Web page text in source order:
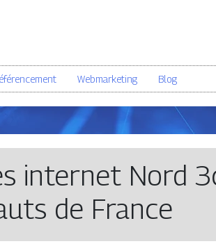
Webmarketing Blog
internet Nord
de France